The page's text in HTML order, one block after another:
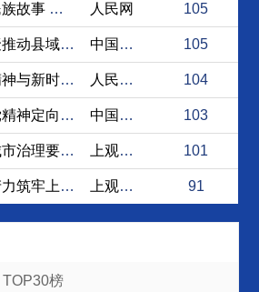
讲好中华民族故事 推动中华... 人民网 105
以人才汇聚推动县域经济高质... 中国社会科学网 105
伟大抗战精神与新时代伟大斗... 人民论坛网 104
以伟大建党精神定向领航，在... 中国社会科学网 103
超大特大城市治理要关注“新... 上观新闻 101
以新质生产力筑牢上海“十五... 上观新闻 91
TOP30榜